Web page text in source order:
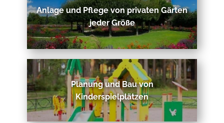
Anlage und Pflege von privaten Gärten
jeder Größe
Planung und Bau von
Kinderspielplätzen